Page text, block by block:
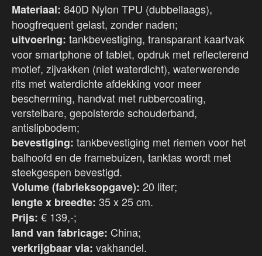
Materiaal: 840D Nylon TPU (dubbellaags),
hoogfrequent gelast, zonder naden;
uitvoering: tankbevestiging, transparant kaartvak
voor smartphone of tablet, opdruk met reflecterend
motief, zijvakken (niet waterdicht), waterwerende
rits met waterdichte afdekking voor meer
bescherming, handvat met rubbercoating,
verstelbare, gepolsterde schouderband,
antislipbodem;
bevestiging: tankbevestiging met riemen voor het
balhoofd en de framebuizen, tanktas wordt met
steekgespen bevestigd.
Volume (fabrieksopgave): 20 liter;
lengte x breedte: 35 x 25 cm.
Prijs: € 139,-;
land van fabricage: China;
verkrijgbaar via: vakhandel.